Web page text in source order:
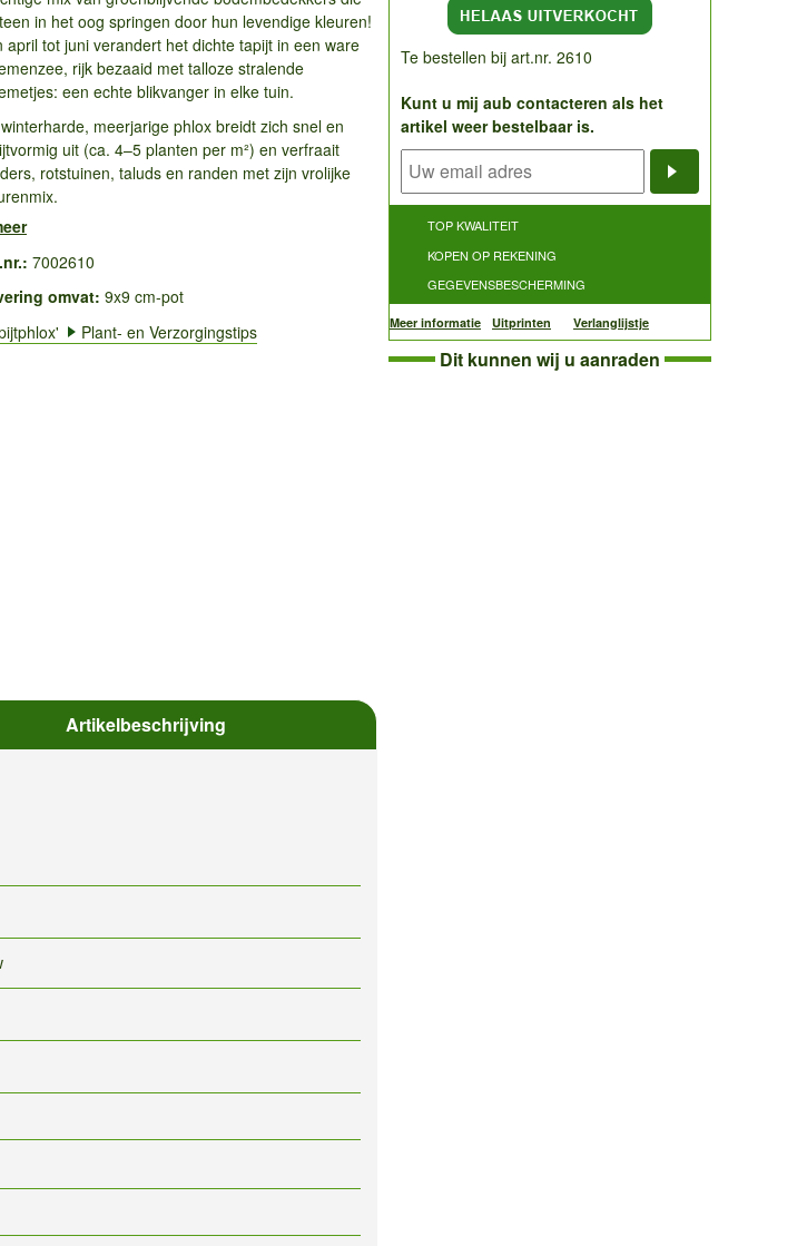
in het oog springen door hun levendige kleuren!
april tot juni verandert het dichte tapijt in een ware
rijk bezaaid met talloze stralende
een echte blikvanger in elke tuin.
meerjarige phlox breidt zich snel en
uit (ca. 4–5 planten per m²) en verfraait
rotstuinen, taluds en randen met zijn vrolijke
7002610
omvat: 9x9 cm-pot
Plant- en Verzorgingstips
Artikelbeschrijving
Te bestellen bij art.nr. 2610
Kunt u mij aub contacteren als het
artikel weer bestelbaar is.
TOP KWALITEIT
KOPEN OP REKENING
GEGEVENSBESCHERMING
Meer informatie Uitprinten Verlanglijstje
Dit kunnen wij u aanraden